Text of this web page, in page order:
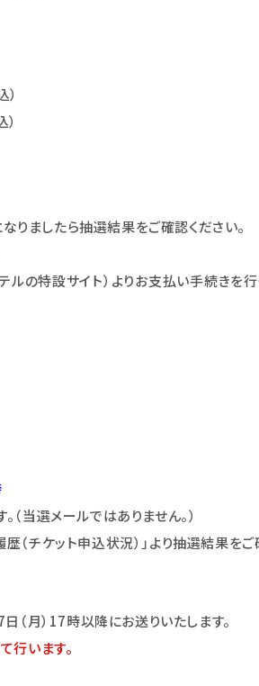
りましたら抽選結果をご確認ください。
の特設サイト）よりお支払い手続きを行
当選メールではありません。）
チケット申込状況）」より抽選結果をご
（月）17時以降にお送りいたします。
行います。